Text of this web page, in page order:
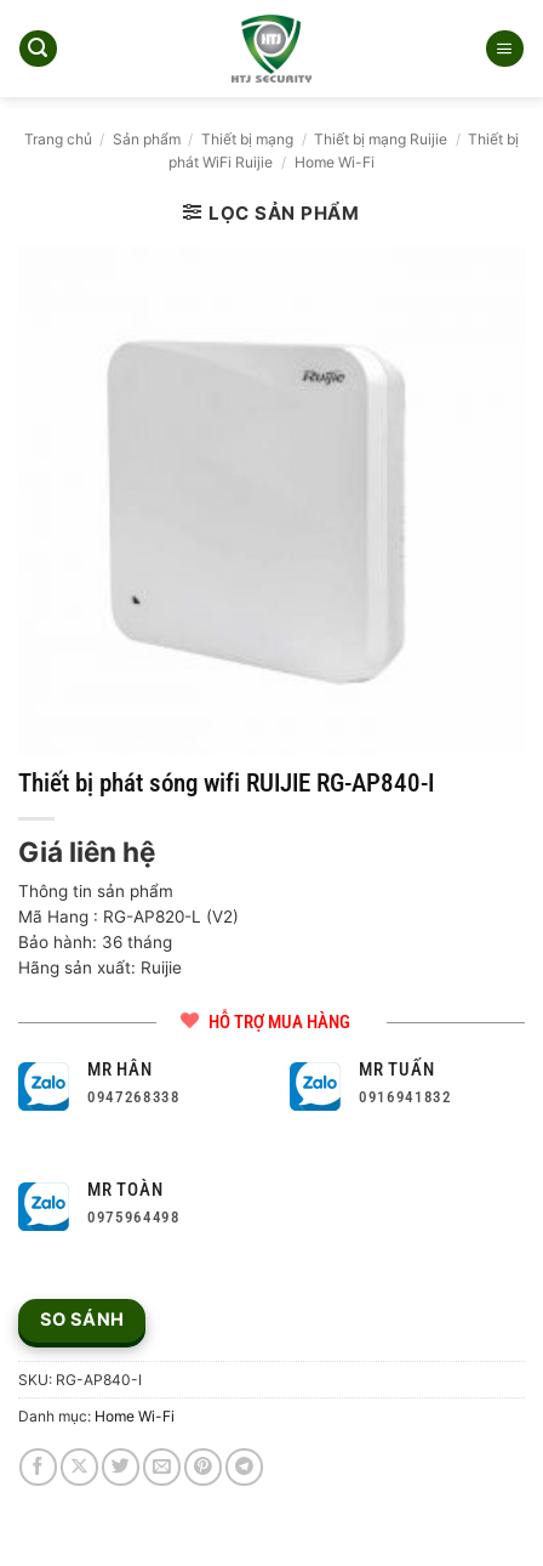
qua
Trang chủ / Sản phẩm / Thiết bị mạng / Thiết bị mạng Ruijie / Thiết bị
phát WiFi Ruijie / Home Wi-Fi
LỌC SẢN PHẨM
Thiết bị phát sóng wifi RUIJIE RG-AP840-I
Giá liên hệ
Thông tin sản phẩm
Mã Hang : RG-AP820-L (V2)
Bảo hành: 36 tháng
Hãng sản xuất: Ruijie
HỖ TRỢ MUA HÀNG
MR HÂN
0947268338
MR TUẤN
0916941832
MR TOÀN
0975964498
SO SÁNH
SKU: RG-AP840-I
Danh mục: Home Wi-Fi